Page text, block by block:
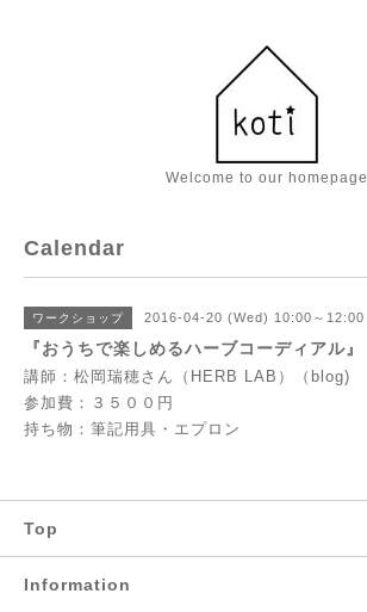
Welcome to our homepage
Calendar
ワークショップ 2016-04-20 (Wed) 10:00～12:00
『おうちで楽しめるハーブコーディアル』
講師：松岡瑞穂さん（HERB LAB）（ blog)
参加費：３５００円
持ち物：筆記用具・エプロン
Top
Information